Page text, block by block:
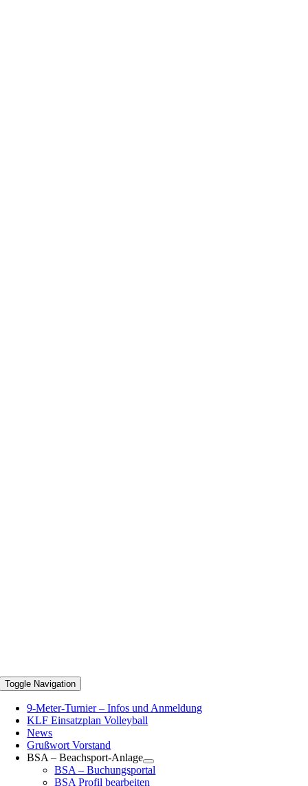
Toggle Navigation
9-Meter-Turnier – Infos und Anmeldung
KLF Einsatzplan Volleyball
News
Grußwort Vorstand
BSA – Beachsport-Anlage
BSA – Buchungsportal
BSA Profil bearbeiten